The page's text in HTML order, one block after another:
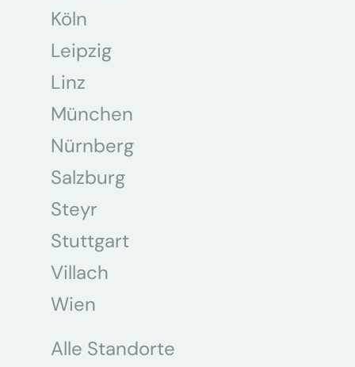
Köln
Leipzig
Linz
München
Nürnberg
Salzburg
Steyr
Stuttgart
Villach
Wien
Alle Standorte